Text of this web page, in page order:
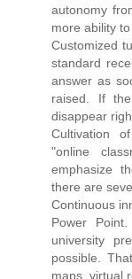
autonomy
more ability
Customized
standard
answer as
raised. If
disappear
Cultivation
"online
emphasize
there are
Continuous
Power
university
possible.
maps, virtual